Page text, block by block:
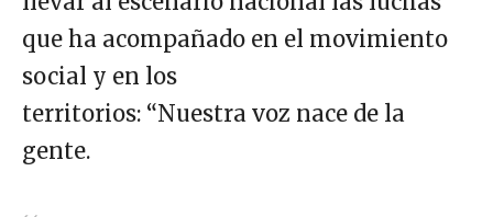
que ha acompañado en el movimiento
social y en los
territorios: “Nuestra voz nace de la
gente.